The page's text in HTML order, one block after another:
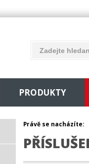
PRODUKTY
Právě se nacházíte: